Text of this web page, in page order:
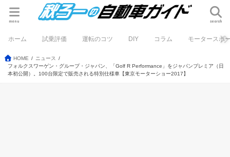
search
menu
ホーム 試乗評価 運転のコツ DIY コラム モータースポ
HOME
ニュース
フォルクスワーゲン・グループ・ジャパン、「Golf R Performance」をジャパンプレミア（日
本初公開）。100台限定で販売される特別仕様車【東京モーターショー2017】